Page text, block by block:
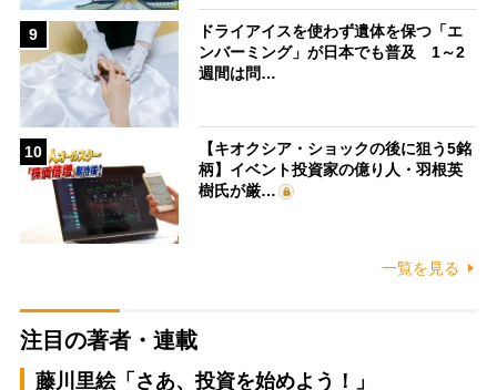
9
ドライアイスを使わず遺体を保つ「エ
ンバーミング」が日本でも普及 1～2
週間は問…
10
【キオクシア・ショックの後に狙う5銘
柄】イベント投資家の億り人・羽根英
樹氏が厳…
一覧を見る
注目の著者・連載
藤川里絵「さあ、投資を始めよう！」